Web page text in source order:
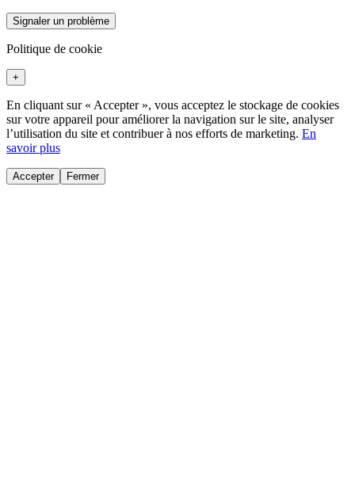
Signaler un problème
Politique de cookie
+
En cliquant sur « Accepter », vous acceptez le stockage de cookies
sur votre appareil pour améliorer la navigation sur le site, analyser
l’utilisation du site et contribuer à nos efforts de marketing. En
savoir plus
Accepter Fermer